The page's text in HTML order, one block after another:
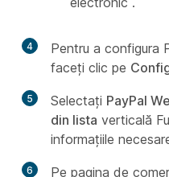
4
Pentru a configura
faceți clic pe
5 Selectați PayPal
din lista verticală
informațiile
6
Pe pagina de